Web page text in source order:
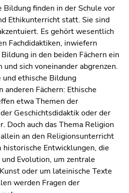
Bildung finden in der Schule vor
Ethikunterricht statt. Sie sind
Es gehört wesentlich
Fachdidaktiken, inwiefern
in den beiden Fächern ein
sich voneinander abgrenzen.
ethische Bildung
Fächern: Ethische
etwa Themen der
Geschichtsdidaktik oder der
Doch auch das Thema Religion
an den Religionsunterricht
historische Entwicklungen, die
Evolution, um zentrale
oder um lateinische Texte
werden Fragen der